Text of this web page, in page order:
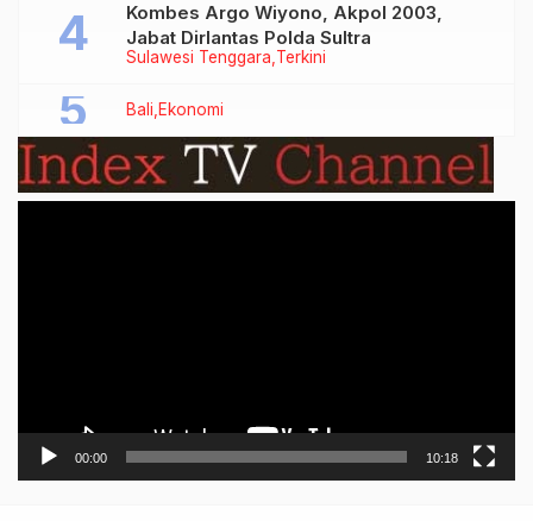
Sulawesi Tenggara Terkini
Kombes Argo Wiyono, Akpol 2003,
Jabat Dirlantas Polda Sultra
Bali Ekonomi
00:00 10:18